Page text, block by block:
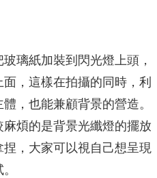
璃紙加裝到閃光燈上頭，
，這樣在拍攝的同時，利
，也能兼顧背景的營造。
煩的是背景光纖燈的擺放
，大家可以視自己想呈現